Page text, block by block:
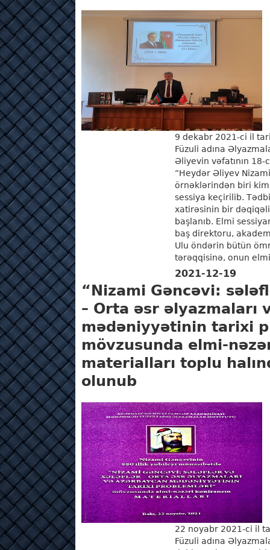
9 dekabr 2021-ci il
Füzuli adına
Əliyevin vəfatının
“Heydər Əliyev
örnəklərindən biri
sessiya keçirilib.
xatirəsinin bir
başlanıb. Elmi
baş direktoru,
Ulu öndərin bütün
tərəqqisinə, onun elmi
2021-12-19
“Nizami Gəncəvi:
– Orta əsr əlyazmaları
mədəniyyətinin tarixi
mövzusunda elmi-
materialları toplu
olunub
22 noyabr 2021-ci il
Füzuli adına